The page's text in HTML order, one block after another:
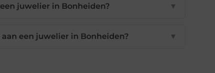
juwelier in Bonheiden? ▼
een juwelier in Bonheiden? ▼